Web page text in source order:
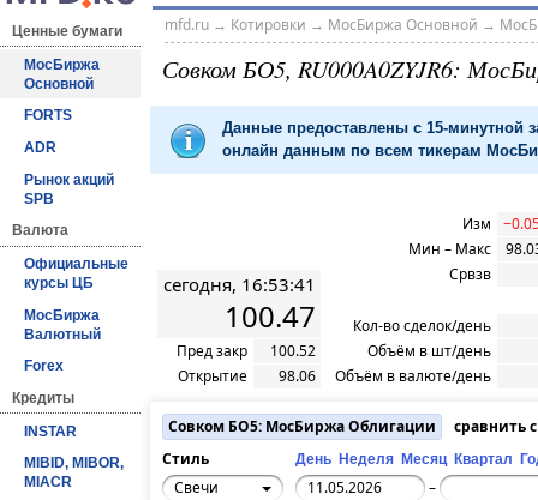
Ценные бумаги
МосБиржа
Основной
FORTS
ADR
Рынок акций
SPB
Валюта
Официальные
курсы ЦБ
МосБиржа
Валютный
Forex
Кредиты
INSTAR
MIBID, MIBOR,
MIACR
mfd.ru→ Котировки → МосБиржа Основной →
Совком БО5, RU000A0ZYJR6:
Данные предоставлены с 15-минутной
онлайн данным по всем тикерам
сегодня, 16:53:41
100.47
Пред закр
100.52
Открытие
98.06
Изм
Мин – Макс
Срвзв
Кол-во сделок/день
Объём в шт/день
Объём в валюте/день
Совком БО5: МосБиржа Облигации
сравнить
Стиль
День Неделя Месяц Квартал
Свечи
–